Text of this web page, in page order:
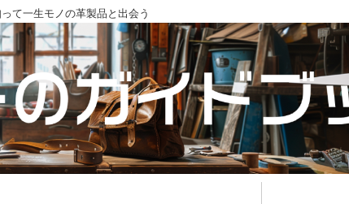
て一生モノの革製品と出会う